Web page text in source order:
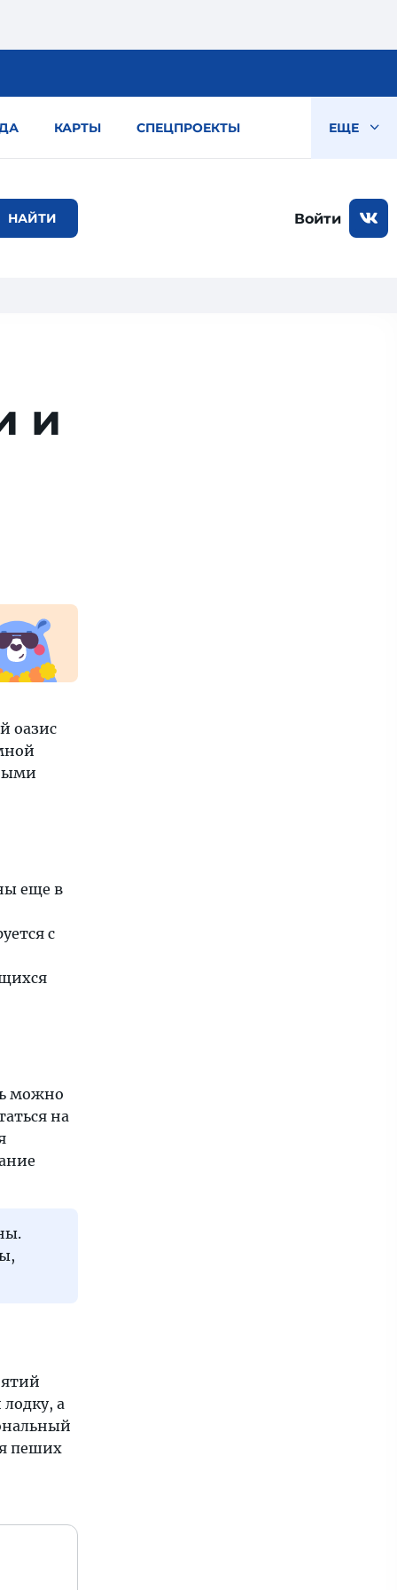
КАРТЫ СПЕЦПРОЕКТЫ ЕЩЕ
Войти
и
оазис
еще в
с
можно
на
а
пеших